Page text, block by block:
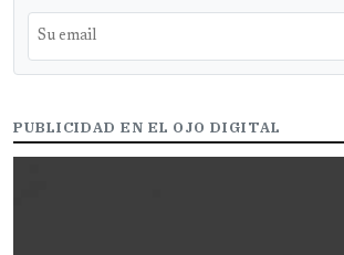
PUBLICIDAD EN EL OJO DIGITAL